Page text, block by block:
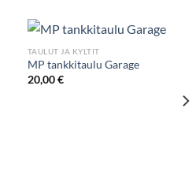
TAULUT JA KYLTIT
MP tankkitaulu Garage
20,00€